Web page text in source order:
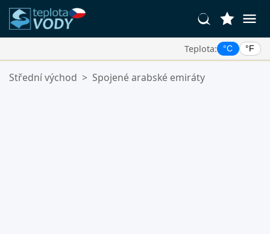
Teplota: °C °F
Vaše Oblíbené Lokality:
Střední východ > Spojené arabské emiráty